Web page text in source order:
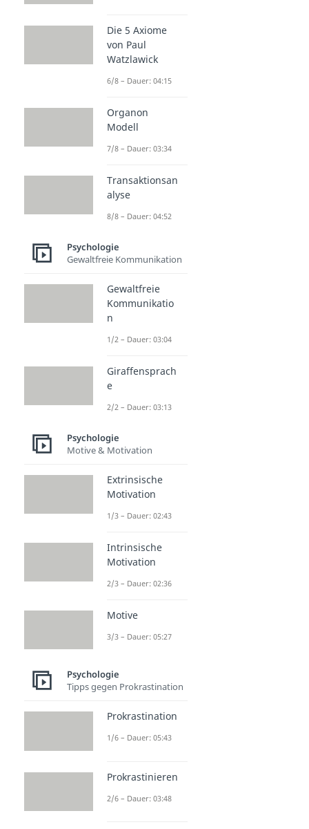
Die 5 Axiome
von Paul
Watzlawick
6/8 – Dauer: 04:15
Organon
Modell
7/8 – Dauer: 03:34
Transaktionsan
alyse
8/8 – Dauer: 04:52
Psychologie
Gewaltfreie Kommunikation
Gewaltfreie
Kommunikatio
n
1/2 – Dauer: 03:04
Giraffensprach
e
2/2 – Dauer: 03:13
Psychologie
Motive & Motivation
Extrinsische
Motivation
1/3 – Dauer: 02:43
Intrinsische
Motivation
2/3 – Dauer: 02:36
Motive
3/3 – Dauer: 05:27
Psychologie
Tipps gegen Prokrastination
Prokrastination
1/6 – Dauer: 05:43
Prokrastinieren
2/6 – Dauer: 03:48